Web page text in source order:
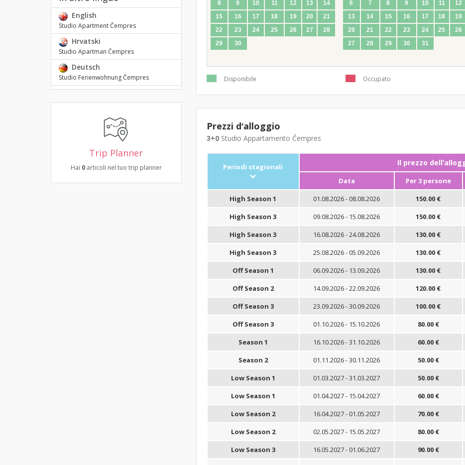
English
Studio Apartment Čempres
Hrvatski
Studio Apartman Čempres
Deutsch
Studio Ferienwohnung Čempres
Trip Planner
Hai 0articoli nel tuo trip planner
8
9 10 11 12 13
14
15
16 17 18 19 20
21
22
23 24 25 26 27
28
29
30
6
7 8 9 10 11
12
13
14 15 16 17 18
19
20
21 22 23 24 25
26
27
28 29 30 31
Disponibile Occupato
Prezzi dʼalloggio
3+0Studio Appartamento Čempres
Periodi stagionali Il prezzo
Data Per 3 persone
High Season 1
01.08.2026 - 08.08.2026 150.00 €
High Season 3
09.08.2026 - 15.08.2026 150.00 €
High Season 3
16.08.2026 - 24.08.2026 130.00 €
High Season 3
25.08.2026 - 05.09.2026 130.00 €
Off Season 1
06.09.2026 - 13.09.2026 130.00 €
Off Season 2
14.09.2026 - 22.09.2026 120.00 €
Off Season 3
23.09.2026 - 30.09.2026 100.00 €
Off Season 3
01.10.2026 - 15.10.2026 80.00 €
Season 1
16.10.2026 - 31.10.2026 60.00 €
Season 2
01.11.2026 - 30.11.2026 50.00 €
Low Season 1
01.03.2027 - 31.03.2027 50.00 €
Low Season 1
01.04.2027 - 15.04.2027 60.00 €
Low Season 2
16.04.2027 - 01.05.2027 70.00 €
Low Season 2
02.05.2027 - 15.05.2027 80.00 €
Low Season 3
16.05.2027 - 01.06.2027 90.00 €